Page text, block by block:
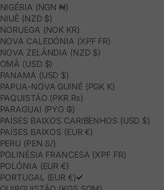
NIGÉRIA (NGN ₦)
NIUÊ (NZD $)
NORUEGA (NOK KR)
NOVA CALEDÓNIA (XPF FR)
NOVA ZELÂNDIA (NZD $)
OMÃ (USD $)
PANAMÁ (USD $)
PAPUA-NOVA GUINÉ (PGK K)
PAQUISTÃO (PKR ₨)
PARAGUAI (PYG ₲)
PAÍSES BAIXOS CARIBENHOS (USD $)
PAÍSES BAIXOS (EUR €)
PERU (PEN S/)
POLINÉSIA FRANCESA (XPF FR)
POLÓNIA (EUR €)
PORTUGAL (EUR €)